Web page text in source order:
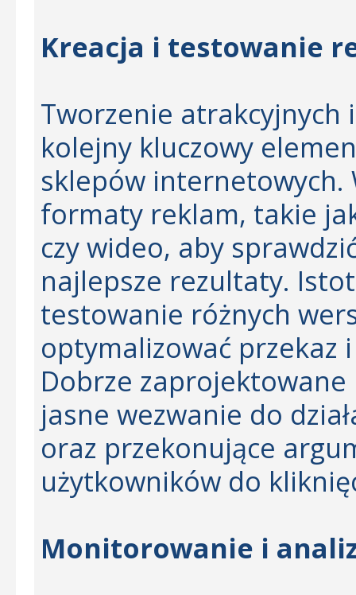
Kreacja i testowanie
Tworzenie atrakcyjnych
kolejny kluczowy
sklepów
formaty reklam, takie
czy wideo, aby
najlepsze rezultaty.
testowanie różnych
optymalizować przekaz
Dobrze
jasne wezwanie do
oraz przekonujące
użytkowników do
Monitorowanie i